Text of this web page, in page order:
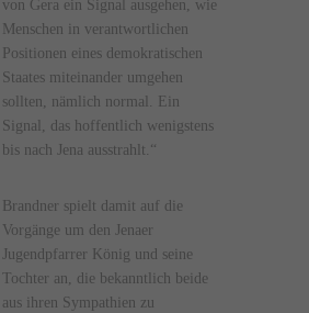
von Gera ein Signal ausgehen, wie
Menschen in verantwortlichen
Positionen eines demokratischen
Staates miteinander umgehen
sollten, nämlich normal. Ein
Signal, das hoffentlich wenigstens
bis nach Jena ausstrahlt.“
Brandner spielt damit auf die
Vorgänge um den Jenaer
Jugendpfarrer König und seine
Tochter an, die bekanntlich beide
aus ihren Sympathien zu